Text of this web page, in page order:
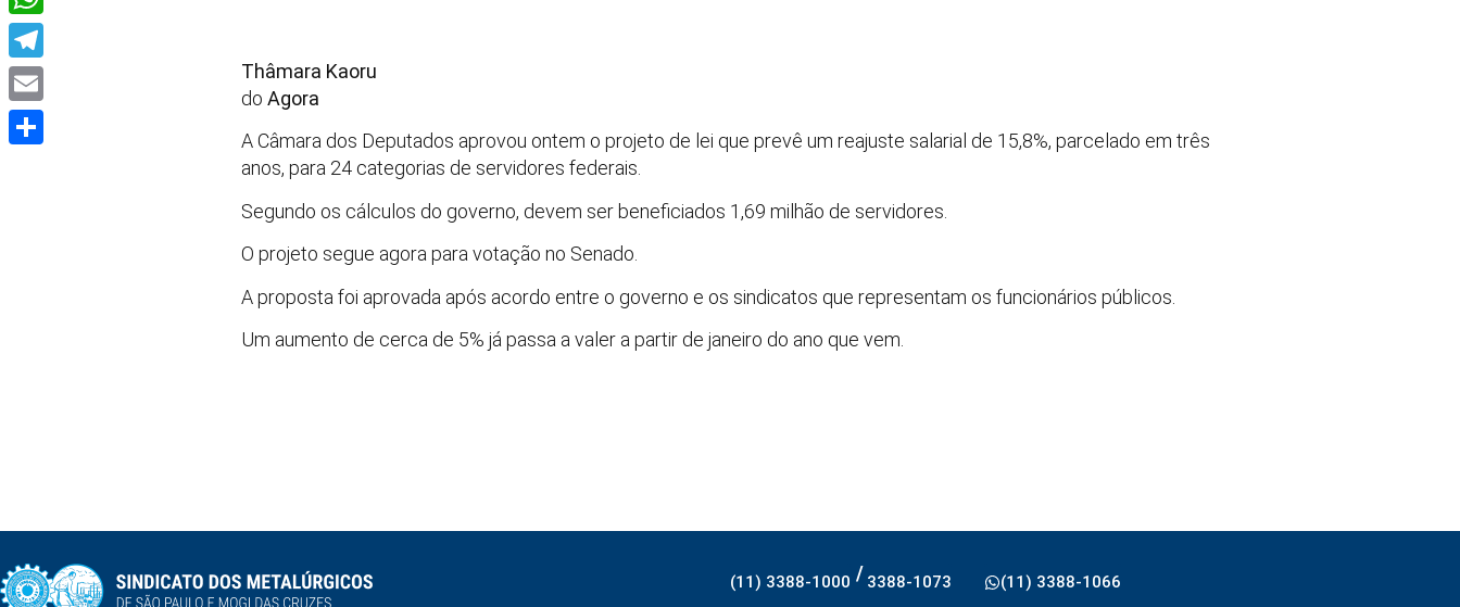
Thâmara Kaoru
do Agora
A Câmara dos Deputados aprovou ontem o projeto de lei que prevê um reajuste salarial de 15,8%, parcelado em três
anos, para 24 categorias de servidores federais.
Segundo os cálculos do governo, devem ser beneficiados 1,69 milhão de servidores.
O projeto segue agora para votação no Senado.
A proposta foi aprovada após acordo entre o governo e os sindicatos que representam os funcionários públicos.
Um aumento de cerca de 5% já passa a valer a partir de janeiro do ano que vem.
(11) 3388-1000 / 3388-1073 (11) 3388-1066
WhatsApp
Telegram
Email